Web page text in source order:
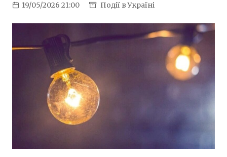
19/05/2026 21:00 Події в Україні